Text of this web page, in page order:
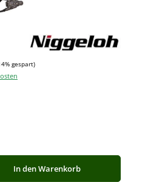
gespart)
Wert ein oder benutze die
In den Warenkorb